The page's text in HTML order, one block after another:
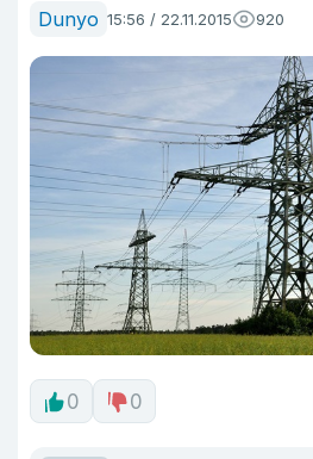
Dunyo 15:56 / 22.11.2015 920
0 0